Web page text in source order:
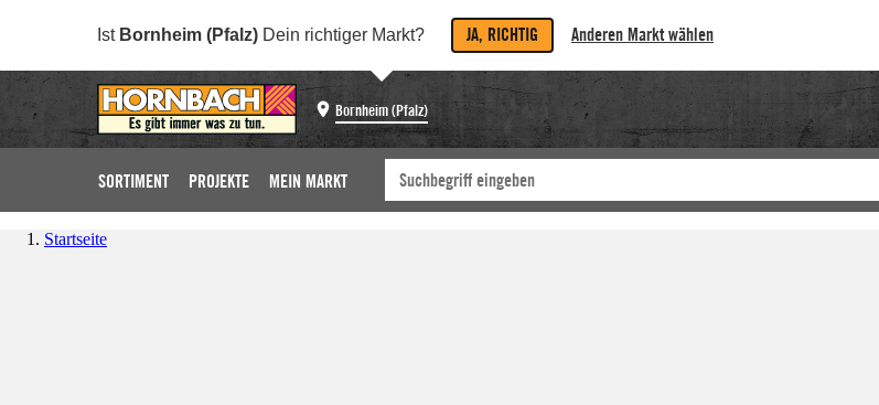
Ist Bornheim (Pfalz) Dein richtiger Markt? JA, RICHTIG Anderen Markt wählen
Bornheim (Pfalz)
SORTIMENT PROJEKTE MEIN MARKT
Startseite